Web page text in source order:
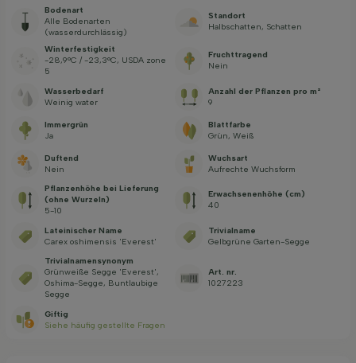
Bodenart
Alle Bodenarten
(wasserdurchlässig)
Standort
Halbschatten, Schatten
Winterfestigkeit
-28,9°C / -23,3°C, USDA zone
5
Fruchttragend
Nein
Wasserbedarf
Weinig water
Anzahl der Pflanzen pro m²
9
Immergrün
Ja
Blattfarbe
Grün, Weiß
Duftend
Nein
Wuchsart
Aufrechte Wuchsform
Pflanzenhöhe bei Lieferung
(ohne Wurzeln)
5-10
Erwachsenenhöhe (cm)
40
Lateinischer Name
Carex oshimensis 'Everest'
Trivialname
Gelbgrüne Garten-Segge
Trivialnamensynonym
Grünweiße Segge 'Everest',
Oshima-Segge, Buntlaubige
Segge
Art. nr.
1027223
Giftig
Siehe häufig gestellte Fragen